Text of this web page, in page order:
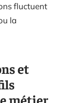
fluctuent
la
et
métier